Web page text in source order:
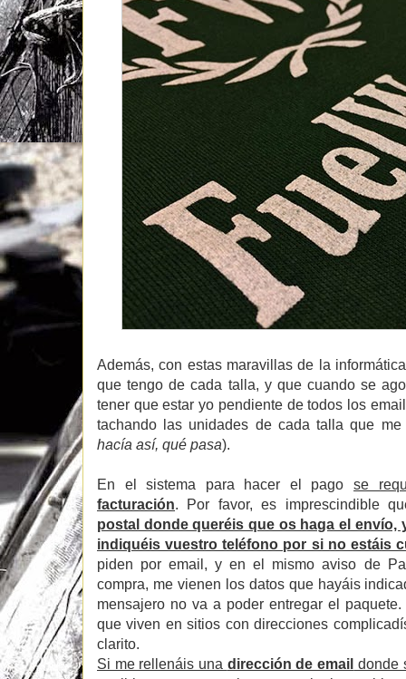
Además, con estas maravillas de la
que tengo de cada talla, y que cuando se
tener que estar yo pendiente de todos los
tachando las unidades de cada talla que
hacía así, qué pasa).
En el sistema para hacer el pagose
facturación. Por favor, es imprescindible
postal donde queréis que os haga el envío,
indiquéis vuestro teléfono por si no estáis
piden por email, y en el mismo aviso de
compra, me vienen los datos que hayáis
mensajero no va a poder entregar el
que viven en sitios con direcciones
clarito.
Si me rellenáis una dirección de email donde